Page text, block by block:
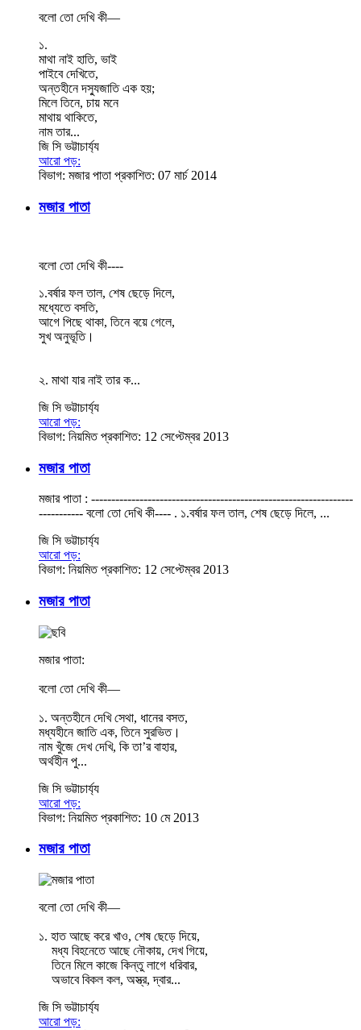
বলো তো দেখি কী—
১.
মাথা নাই হাতি, ভাই
পাইবে দেখিতে,
অন্তহীনে দস্যুজাতি এক হয়;
মিলে তিনে, চায় মনে
মাথায় থাকিতে,
নাম তার...
জি সি ভট্টাচার্য্য
আরো পড়:
বিভাগ: মজার পাতা প্রকাশিত: 07 মার্চ 2014
মজার পাতা
বলো তো দেখি কী----
১.বর্ষার ফল তাল, শেষ ছেড়ে দিলে,
মধ্যেতে বসতি,
আগে পিছে থাকা, তিনে বয়ে গেলে,
সুখ অনুভূতি।
২. মাথা যার নাই তার ক...
জি সি ভট্টাচার্য্য
আরো পড়:
বিভাগ: নিয়মিত প্রকাশিত: 12 সেপ্টেম্বর 2013
মজার পাতা
মজার পাতা : -----------------------------------------------------------------
----------- বলো তো দেখি কী---- . ১.বর্ষার ফল তাল, শেষ ছেড়ে দিলে, ...
জি সি ভট্টাচার্য্য
আরো পড়:
বিভাগ: নিয়মিত প্রকাশিত: 12 সেপ্টেম্বর 2013
মজার পাতা
মজার পাতা:
বলো তো দেখি কী—
১. অন্তহীনে দেখি সেথা, ধানের বসত,
মধ্যহীনে জাতি এক, তিনে সুরভিত।
নাম খুঁজে দেখ দেখি, কি তা’র বাহার,
অর্থহীন পু...
জি সি ভট্টাচার্য্য
আরো পড়:
বিভাগ: নিয়মিত প্রকাশিত: 10 মে 2013
মজার পাতা
বলো তো দেখি কী—
১. হাত আছে করে খাও, শেষ ছেড়ে দিয়ে,
মধ্য বিহনেতে আছে নৌকায়, দেখ গিয়ে,
তিনে মিলে কাজে কিন্তু লাগে ধরিবার,
অভাবে বিকল কল, অস্ত্র, দ্বার...
জি সি ভট্টাচার্য্য
আরো পড়: